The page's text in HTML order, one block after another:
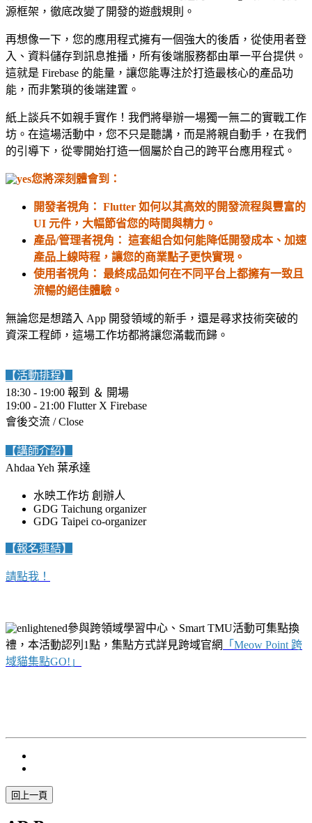
源框架，徹底改變了開發的遊戲規則。
再想像一下，您的應用程式擁有一個強大的後盾，從使用者登
入、 資料儲存到訊息推播，所有後端服務都由單一平台提供。
這就是 Firebase 的能量，讓您能專注於打造最核心的產品功
能， 而非繁瑣的後端建置。
紙上談兵不如親手實作！我們將舉辦一場獨一無二的實戰工作
坊。 在這場活動中，您不只是聽講，而是將親自動手，在我們
的引導下， 從零開始打造一個屬於自己的跨平台應用程式。
您將深刻體會到：
開發者視角： Flutter 如何以其高效的開發流程與豐富的
UI 元件，大幅節省您的時間與精力。
產品/管理者視角： 這套組合如何能降低開發成本、加速
產品上線時程， 讓您的商業點子更快實現。
使用者視角： 最終成品如何在不同平台上都擁有一致且
流暢的絕佳體驗。
無論您是想踏入 App 開發領域的新手，還是尋求技術突破的
資深工程師，這場工作坊都將讓您滿載而歸。
【活動排程】
18:30 - 19:00 報到 ＆ 開場
19:00 - 21:00 Flutter X Firebase
會後交流 / Close
【講師介紹】
Ahdaa Yeh 葉承達
水映工作坊 創辦人
GDG Taichung organizer
GDG Taipei co-organizer
【報名連結】
請點我！
參與跨領域學習中心、Smart TMU活動可集點換
禮，本活動認列1點，集點方式詳見跨域官網
「 Meow Point 跨
域貓集點GO!」